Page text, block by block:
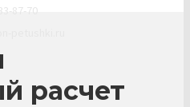
87-70
расчет